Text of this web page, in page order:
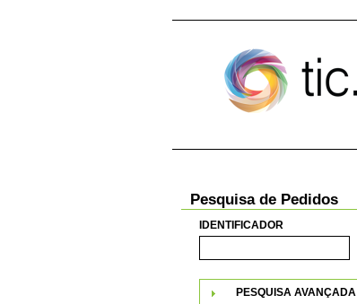
Pesquisa de Pedidos
IDENTIFICADOR
PESQUISA AVANÇADA